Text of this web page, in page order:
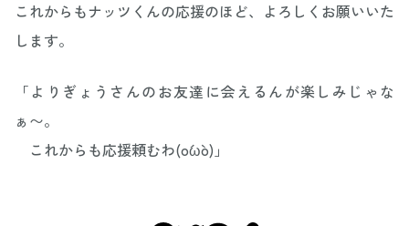
これからもナッツくんの応援のほど、よろしくお願いいた
します。
「よりぎょうさんのお友達に会えるんが楽しみじゃな
ぁ〜。
これからも応援頼むわ(о´ω`о)」